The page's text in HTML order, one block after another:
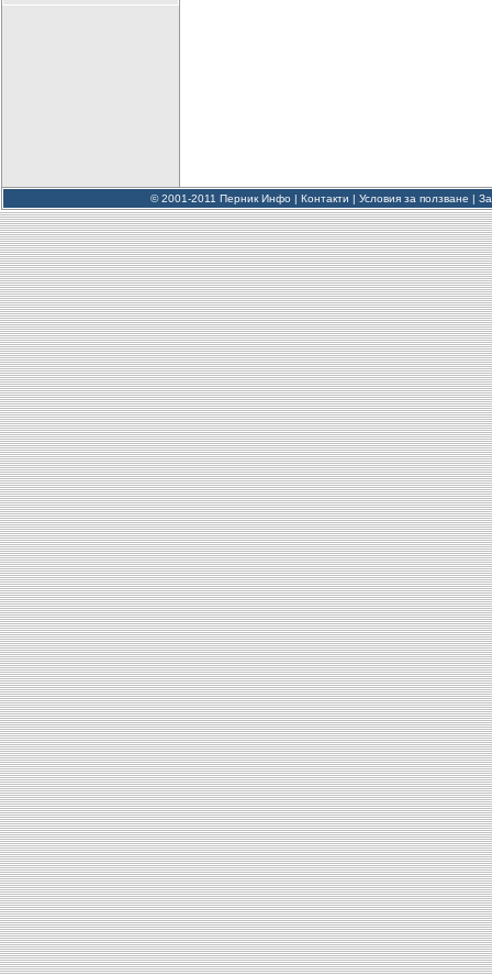
© 2001-2011 Перник Инфо | Контакти | Условия за ползване |